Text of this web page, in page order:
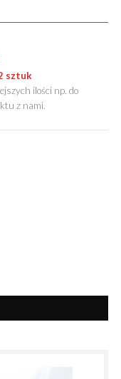
sztuk
ilości np. do
z nami.